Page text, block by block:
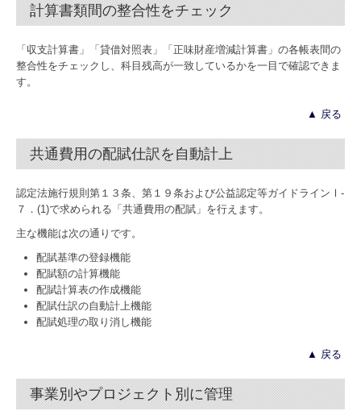
計算書類間の整合性をチェック
「収支計算書」「貸借対照表」「正味財産増減計算書」の各帳表間の
整合性をチェックし、科目残高が一致しているかを一目で確認できま
す。
▲ 戻る
共通費用の配賦仕訳を自動計上
認定法施行規則第１３条、第１９条および公益認定等ガイドラインⅠ-
７．(1)で求められる「共通費用の配賦」を行えます。
主な機能は次の通りです。
配賦基準の登録機能
配賦額の計算機能
配賦計算表の作成機能
配賦仕訳の自動計上機能
配賦処理の取り消し機能
▲ 戻る
事業別やプロジェクト別に管理